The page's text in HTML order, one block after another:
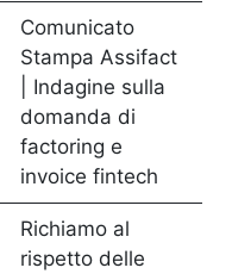
Comunicato
Stampa Assifact
| Indagine sulla
domanda di
factoring e
invoice fintech
Richiamo al
rispetto delle